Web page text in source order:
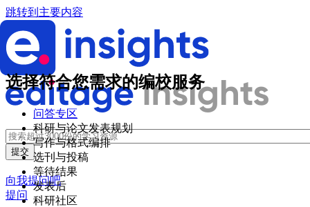
跳转到主要内容
向我提问吧
提问
选择符合您需求的编校服务
问答专区
科研与论文发表规划
写作与格式编排
选刊与投稿
等待结果
发表后
科研社区